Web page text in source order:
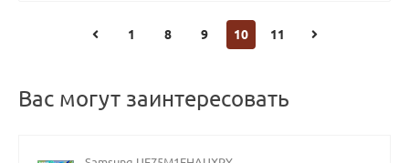
1 8 9 10 11
Вас могут заинтересовать